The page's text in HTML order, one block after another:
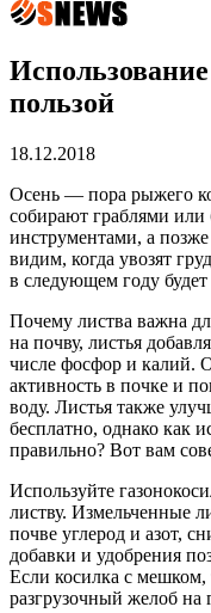
пользой
18.12.2018
Осень — пора рыжего
собирают граблями
инструментами, а
видим, когда увозят
в следующем году будет
Почему листва важна
на почву, листья
числе фосфор и калий.
активность в почке и
воду. Листья также
бесплатно, однако как
правильно? Вот вам
Используйте
листву. Измельченные
почве углерод и азот,
добавки и удобрения
Если косилка с мешком,
разгрузочный желоб на